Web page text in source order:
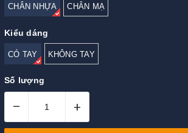
CHÂN NHỰA CHÂN MẠ
Kiểu dáng
CÓ TAY KHÔNG TAY
Số lượng
– +